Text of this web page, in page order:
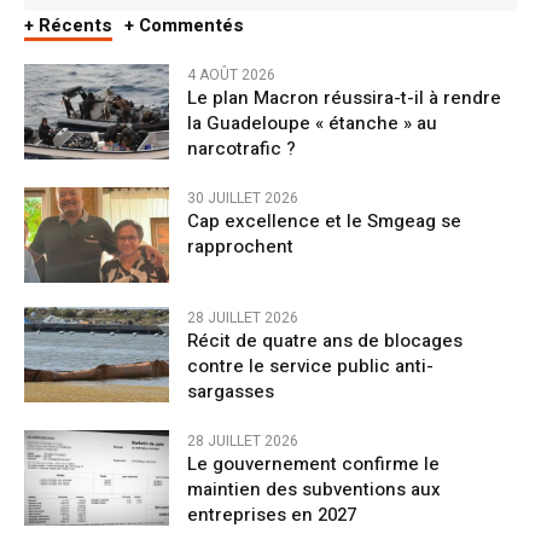
+ Récents + Commentés
4 AOÛT 2026
Le plan Macron réussira-t-il à rendre
la Guadeloupe « étanche » au
narcotrafic ?
30 JUILLET 2026
Cap excellence et le Smgeag se
rapprochent
28 JUILLET 2026
Récit de quatre ans de blocages
contre le service public anti-
sargasses
28 JUILLET 2026
Le gouvernement confirme le
maintien des subventions aux
entreprises en 2027